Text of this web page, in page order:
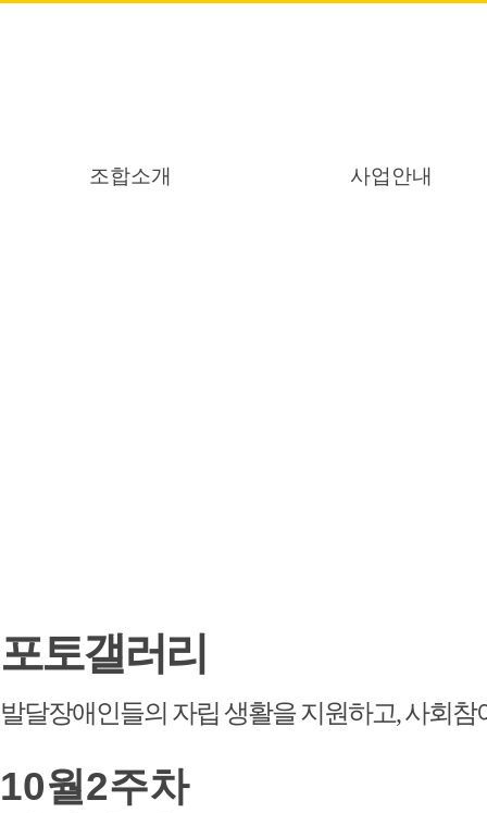
조합소개 사업안내
포토갤러리
발달장애인들의 자립 생활을 지원하고, 사회
10월2주차